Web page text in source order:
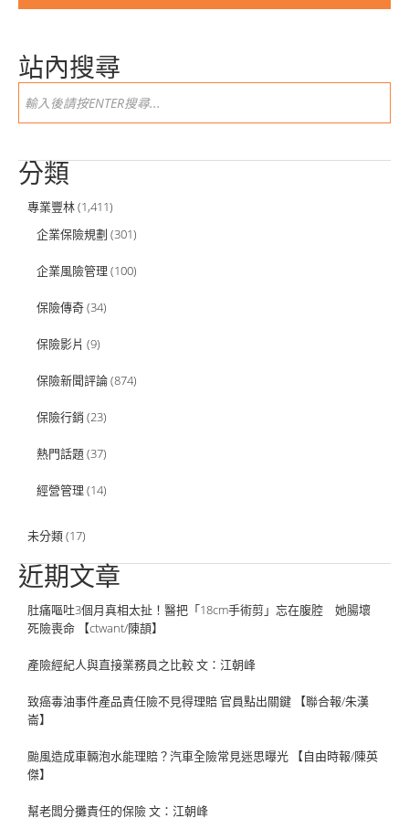
站內搜尋
分類
專業豐林(1,411)
企業保險規劃 (301)
企業風險管理 (100)
保險傳奇(34)
保險影片 (9)
保險新聞評論(874)
保險行銷 (23)
熱門話題(37)
經營管理 (14)
未分類(17)
近期文章
肚痛嘔吐3個月真相太扯！醫把「18cm手術剪」忘在腹腔 她腸壞
死險喪命 【ctwant/陳頡】
產險經紀人與直接業務員之比較 文：江朝峰
致癌毒油事件產品責任險不見得理賠 官員點出關鍵 【聯合報/朱漢
崙】
颱風造成車輛泡水能理賠？汽車全險常見迷思曝光 【自由時報/陳英
傑】
幫老闆分攤責任的保險 文：江朝峰